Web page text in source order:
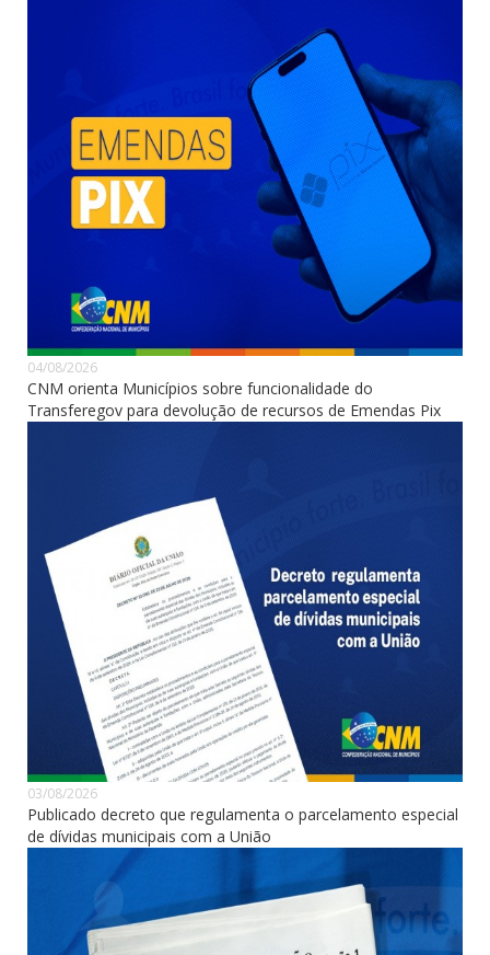
04/08/2026
CNM orienta Municípios sobre funcionalidade do
Transferegov para devolução de recursos de Emendas Pix
03/08/2026
Publicado decreto que regulamenta o parcelamento especial
de dívidas municipais com a União